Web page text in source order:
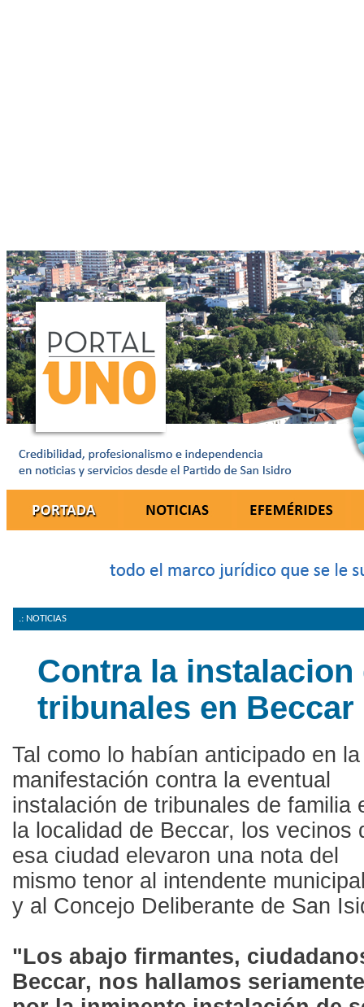
.: NOTICIAS
Contra la instalacion
tribunales en Beccar
Tal como lo habían anticipado en la
manifestación contra la eventual
instalación de tribunales de familia
la localidad de Beccar, los vecinos
esa ciudad elevaron una nota del
mismo tenor al intendente
y al Concejo Deliberante de San
"Los abajo firmantes,
Beccar, nos hallamos